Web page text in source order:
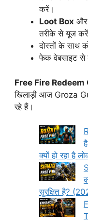
करें।
Loot Box और
तरीके से यूज
दोस्तों के साथ
फेक वेबसाइट से
Free Fire
खिलाड़ी आज Groza
रहे हैं।
क्यों हो रहा है
सुरक्षित है?